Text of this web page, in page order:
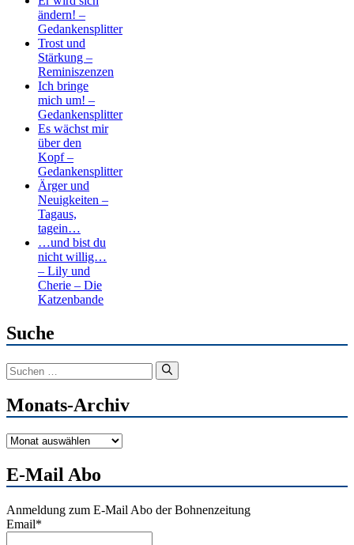
ändern! –
Gedankensplitter
Trost und
Stärkung –
Reminiszenzen
Ich bringe
mich um! –
Gedankensplitter
Es wächst mir
über den
Kopf –
Gedankensplitter
Ärger und
Neuigkeiten –
Tagaus,
tagein…
…und bist du
nicht willig…
– Lily und
Cherie – Die
Katzenbande
Suche
Suchen
nach:
Monats-Archiv
Monats-
E-Mail Abo
Anmeldung zum E-Mail Abo der Bohnenzeitung
Email*